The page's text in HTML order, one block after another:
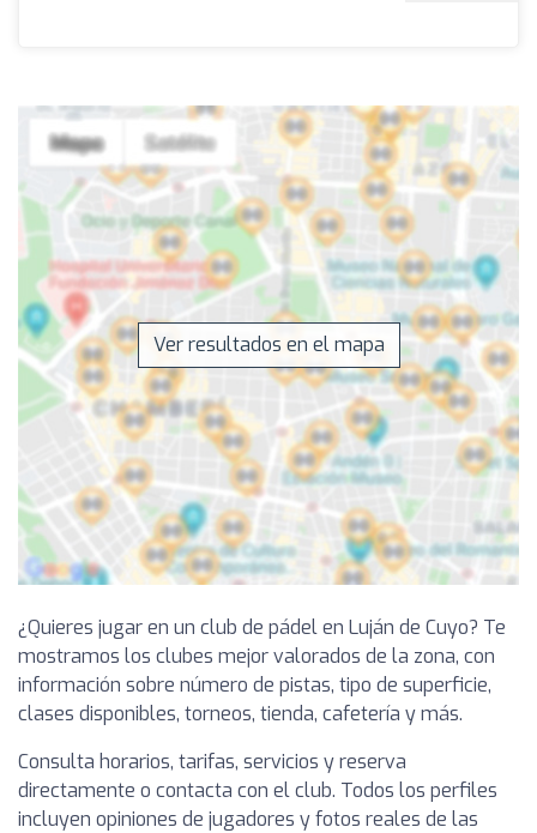
Ver resultados en el mapa
¿Quieres jugar en un club de pádel en Luján de Cuyo? Te
mostramos los clubes mejor valorados de la zona, con
información sobre número de pistas, tipo de superficie,
clases disponibles, torneos, tienda, cafetería y más.
Consulta horarios, tarifas, servicios y reserva
directamente o contacta con el club. Todos los perfiles
incluyen opiniones de jugadores y fotos reales de las